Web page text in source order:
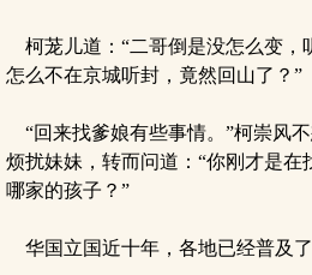
柯茏儿道：“二哥倒是没怎么变，
怎么不在京城听封，竟然回山了？”
“回来找爹娘有些事情。”柯崇风
烦扰妹妹，转而问道：“你刚才是在
哪家的孩子？”
华国立国近十年，各地已经普及了